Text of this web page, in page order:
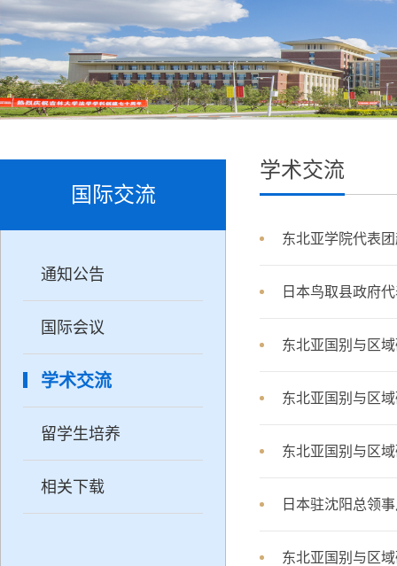
国际交流
通知公告
国际会议
学术交流
留学生培养
相关下载
学术交流
东北亚学院代表
日本鸟取县政府
东北亚国别与区
东北亚国别与区
东北亚国别与区
日本驻沈阳总领
东北亚国别与区